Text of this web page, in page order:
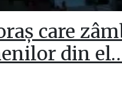
care
din